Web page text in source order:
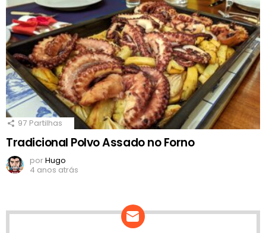
97 Partilhas
Tradicional Polvo Assado no Forno
porHugo
4 anos atrás